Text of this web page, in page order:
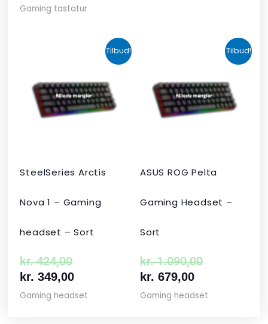
Gaming tastatur
Tilbud!
SteelSeries Arctis
Nova 1 – Gaming
headset – Sort
kr.424,00
oprindelige
pris
var:
kr. 424,00.
kr. 349,00
aktuelle
pris
er:
kr. 349,00.
Gaming headset
Tilbud!
ASUS ROG Pelta
Gaming Headset –
Sort
kr.1.090,00
oprindelige
pris
var:
kr.
kr. 679,00
aktuelle
pris
er:
kr. 679,00.
Gaming headset